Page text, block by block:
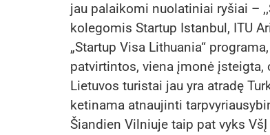
jau palaikomi nuolatiniai ryšiai –
kolegomis Startup Istanbul, ITU
„Startup Visa Lithuania“
patvirtintos, viena įmonė
Lietuvos turistai jau yra atradę
ketinama atnaujinti
Šiandien Vilniuje taip pat vyks